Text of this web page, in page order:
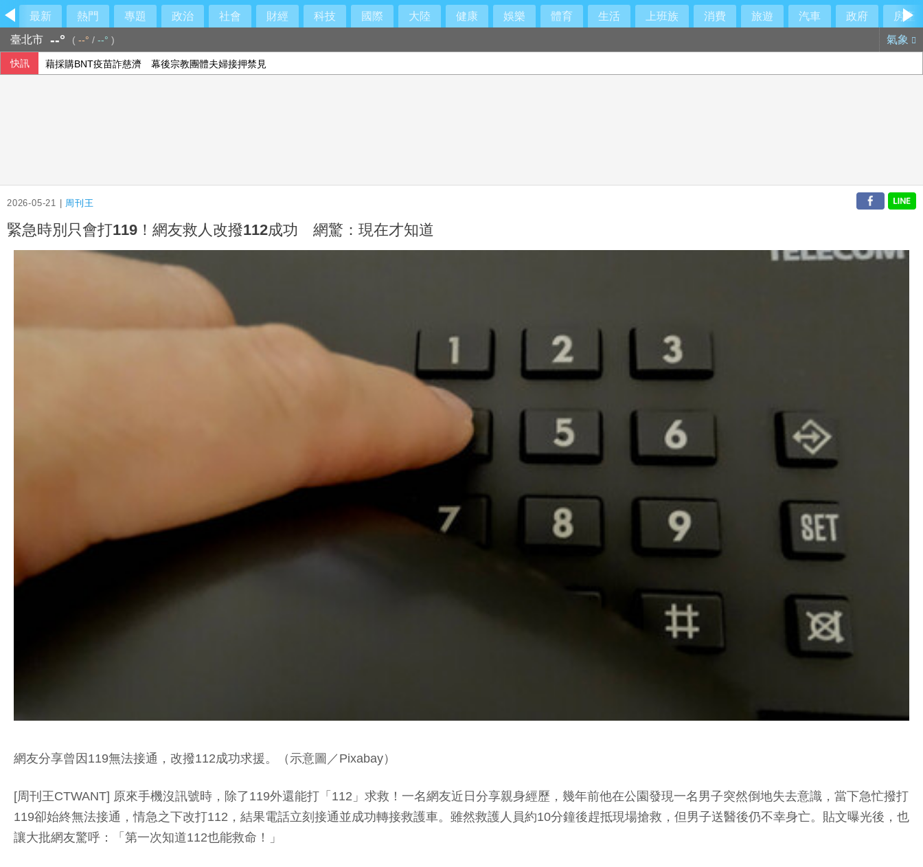
最新 熱門 專題 政治 社會 財經 科技 國際 大陸 健康 娛樂 體育 生活 上班族 消費 旅遊 汽車 政府
房產
臺北市 --° ( --° / --° ) 氣象
快訊 藉採購BNT疫苗詐慈濟 幕後宗教團體夫婦接押禁見
2026-05-21 | 周刊王
緊急時別只會打119！網友救人改撥112成功 網驚：現在才知道
網友分享曾因119無法接通，改撥112成功求援。（示意圖／Pixabay）
[周刊王CTWANT] 原來手機沒訊號時，除了119外還能打「112」求救！一名網友近日分享親身經歷，幾年前他在公園發現一名男子突然倒地失去意識，當下急忙撥打
119卻始終無法接通，情急之下改打112，結果電話立刻接通並成功轉接救護車。雖然救護人員約10分鐘後趕抵現場搶救，但男子送醫後仍不幸身亡。貼文曝光後，也
讓大批網友驚呼：「第一次知道112也能救命！」